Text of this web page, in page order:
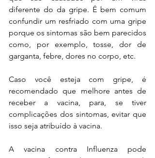
diferente do da gripe. É bem comum
confundir um resfriado com uma gripe
porque os sintomas são bem parecidos
como, por exemplo, tosse, dor de
garganta, febre, dores no corpo, etc.
Caso você esteja com gripe, é
recomendado que melhore antes de
receber a vacina, para, se tiver
complicações dos sintomas, evitar que
isso seja atribuído à vacina.
A vacina contra Influenza pode